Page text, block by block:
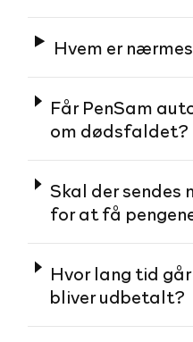
Hvem er
Får PenSam
om dødsfaldet?
Skal der sendes
for at få
Hvor lang tid
bliver udbetalt?